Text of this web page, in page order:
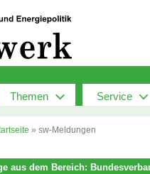
Themen Service
» sw-Meldungen
aus dem Bereich: